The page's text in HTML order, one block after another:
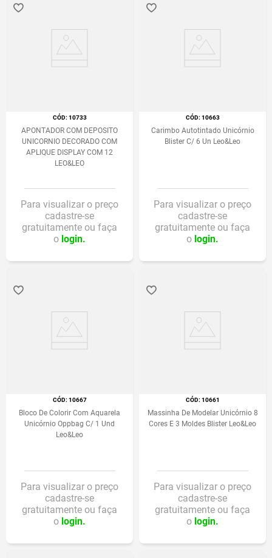
:10733
APONTADOR COM DEPOSITO
UNICORNIO DECORADO COM
APLIQUE DISPLAY COM 12
LEO&LEO
Para visualizar o preço
cadastre-se
gratuitamente ou faça
o login.
:10663
Carimbo Autotintado Unicórnio
Blister C/ 6 Un Leo&Leo
Para visualizar o preço
cadastre-se
gratuitamente ou faça
o login.
:10667
Bloco De Colorir Com Aquarela
Unicórnio Oppbag C/ 1 Und
Leo&Leo
Para visualizar o preço
cadastre-se
gratuitamente ou faça
o login.
:10661
Massinha De Modelar Unicórnio 8
Cores E 3 Moldes Blister Leo&Leo
Para visualizar o preço
cadastre-se
gratuitamente ou faça
o login.